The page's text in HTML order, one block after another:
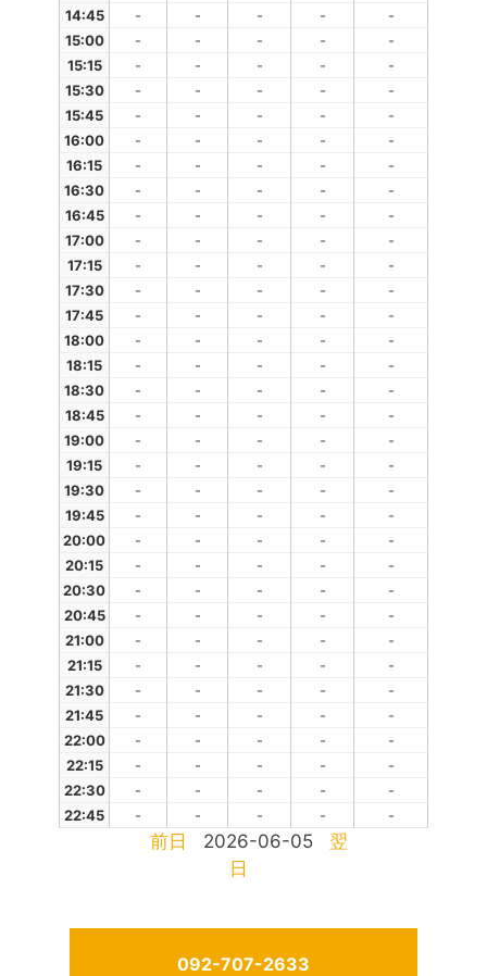
14:45
- - - -
-
15:00
- - - -
-
15:15
- - - -
-
15:30
- - - -
-
15:45
- - - -
-
16:00
- - - -
-
16:15
- - - -
-
16:30
- - - -
-
16:45
- - - -
-
17:00
- - - -
-
17:15
- - - -
-
17:30
- - - -
-
17:45
- - - -
-
18:00
- - - -
-
18:15
- - - -
-
18:30
- - - -
-
18:45
- - - -
-
19:00
- - - -
-
19:15
- - - -
-
19:30
- - - -
-
19:45
- - - -
-
20:00
- - - -
-
20:15
- - - -
-
20:30
- - - -
-
20:45
- - - -
-
21:00
- - - -
-
21:15
- - - -
-
21:30
- - - -
-
21:45
- - - -
-
22:00
- - - -
-
22:15
- - - -
-
22:30
- - - -
-
22:45
- - - - -
前日 2026-06-05
翌
日
092-707-2633